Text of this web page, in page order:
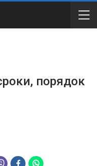
порядок